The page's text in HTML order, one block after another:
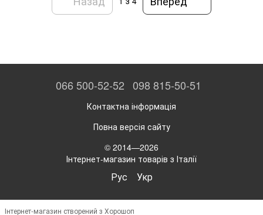
066 500-52-52 098 815-50-51
Контактна інформація
Повна версія сайту
© 2014—2026
Інтернет-магазин товарів з Італії
Рус Укр
Інтернет-магазин створений з Хорошоп